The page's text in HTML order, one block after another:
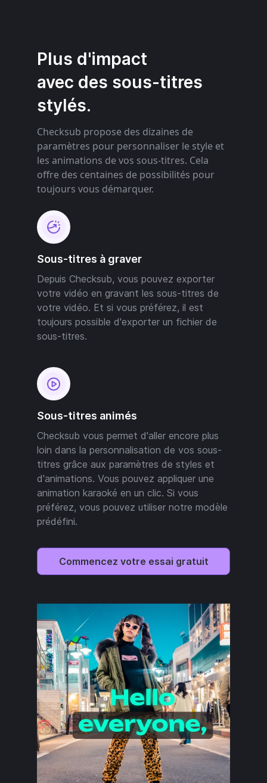
Plus d'impact
avec des sous-titres
stylés.
Checksub propose des dizaines de
paramètres pour personnaliser le style et
les animations de vos sous-titres. Cela
offre des centaines de possibilités pour
toujours vous démarquer.
Sous-titres à graver
Depuis Checksub, vous pouvez exporter
votre vidéo en gravant les sous-titres de
votre vidéo. Et si vous préférez, il est
toujours possible d'exporter un fichier de
sous-titres.
Sous-titres animés
Checksub vous permet d'aller encore plus
loin dans la personnalisation de vos sous-
titres grâce aux paramètres de styles et
d'animations. Vous pouvez appliquer une
animation karaoké en un clic. Si vous
préférez, vous pouvez utiliser notre modèle
prédéfini.
Commencez votre essai gratuit